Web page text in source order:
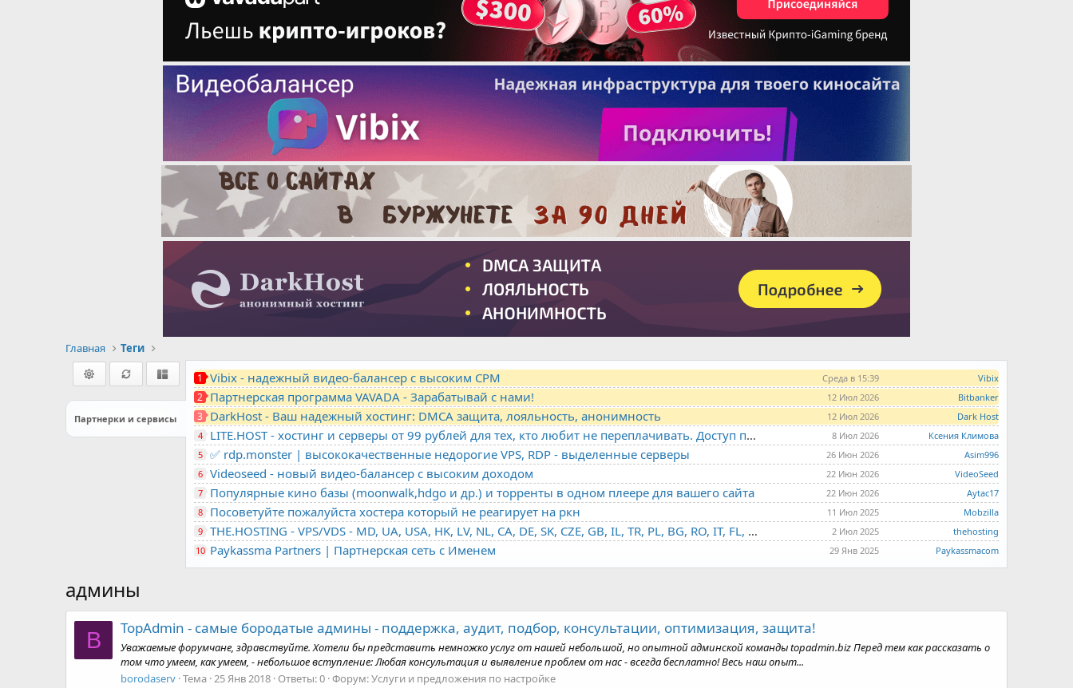
Главная Теги
Партнерки и сервисы
1 Vibix - надежный видео-балансер с высоким CPM Среда в 15:39 Vibix
2 Партнерская программа VAVADA - Зарабатывай с нами! 12 Июл 2026 Bitbanker
3 DarkHost - Ваш надежный хостинг: DMCA защита, лояльность, анонимность 12 Июл 2026
Dark Host
4
LITE.HOST - хостинг и серверы от 99 рублей для тех, кто любит не переплачивать. Доступ по SSH, поддержка PHP, GIT, COMPOSER, сертификаты Let's Encrypt 8 Июл 2026
Ксения Климова
5
✅ rdp.monster | высококачественные недорогие VPS, RDP - выделенные серверы 26 Июн 2026
Asim996
6
Videoseed - новый видео-балансер с высоким доходом 22 Июн 2026
VideoSeed
7
Популярные кино базы (moonwalk,hdgo и др.) и торренты в одном плеере для вашего сайта 22 Июн 2026
Aytac17
8
Посоветуйте пожалуйста хостера который не реагирует на ркн 11 Июл 2025
Mobzilla
9
THE.HOSTING - VPS/VDS - MD, UA, USA, HK, LV, NL, CA, DE, SK, CZE, GB, IL, TR, PL, BG, RO, IT, FL, HU, PT. 2 Июл 2025
thehosting
10 Paykassma Partners | Партнерская сеть с Именем 29 Янв 2025 Paykassmacom
админы
B TopAdmin - самые бородатые админы - поддержка, аудит, подбор, консультации, оптимизация, защита!
Уважаемые форумчане, здравствуйте. Хотели бы представить немножко услуг от нашей небольшой, но опытной админской команды topadmin.biz Перед тем как рассказать о
том что умеем, как умеем, - небольшое вступление: Любая консультация и выявление проблем от нас - всегда бесплатно! Весь наш опыт...
borodaserv Тема 25 Янв 2018 Ответы: 0 Форум:Услуги и предложения по настройке